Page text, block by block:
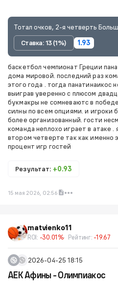
Тотал очков, 2-я четверть
Ставка: 13 (1%)
1.93
баскетбол чемпионат Греции
дома мировой. последний раз
этого года . тогда панатинаикос
выиграв уверенно с плюсом
букмакры не сомневаютс в
силны по всем опциями. и игроки
более организованный. гости
команда неплохо играет в атаке
втором четверте так как именно
процент игр гостей
Результат: +0.93
15 мая 2026, 02:56
matvienko11
ROI: -30.01% Рейтинг: -19.67
2026-04-25 18:15
АЕК Афины - Олимпиакос